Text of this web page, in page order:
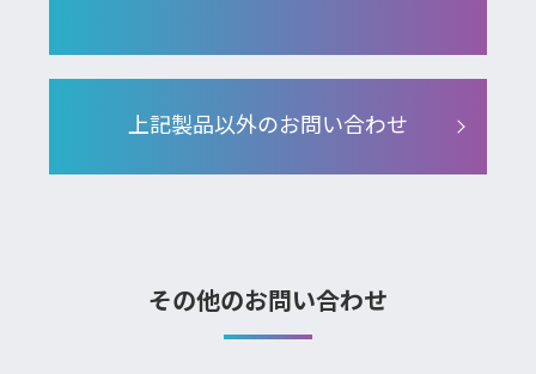
上記製品以外のお問い合わせ
その他のお問い合わせ